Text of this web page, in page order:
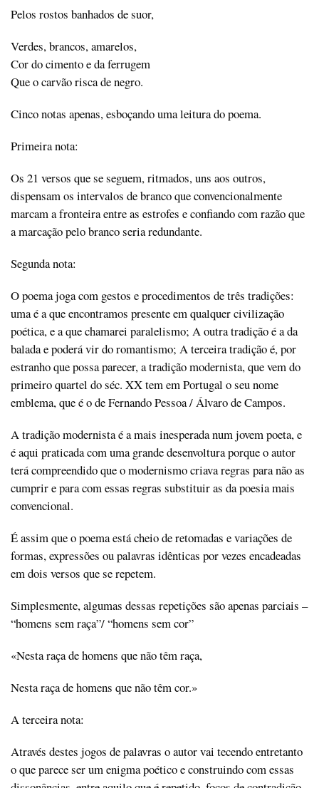
Pelos rostos banhados de suor,
Verdes, brancos, amarelos,
Cor do cimento e da ferrugem
Que o carvão risca de negro.
Cinco notas apenas, esboçando uma leitura do poema.
Primeira nota:
Os 21 versos que se seguem, ritmados, uns aos outros,
dispensam os intervalos de branco que convencionalmente
marcam a fronteira entre as estrofes e confiando com razão que
a marcação pelo branco seria redundante.
Segunda nota:
O poema joga com gestos e procedimentos de três tradições:
uma é a que encontramos presente em qualquer civilização
poética, e a que chamarei paralelismo; A outra tradição é a da
balada e poderá vir do romantismo; A terceira tradição é, por
estranho que possa parecer, a tradição modernista, que vem do
primeiro quartel do séc. XX tem em Portugal o seu nome
emblema, que é o de Fernando Pessoa / Álvaro de Campos.
A tradição modernista é a mais inesperada num jovem poeta, e
é aqui praticada com uma grande desenvoltura porque o autor
terá compreendido que o modernismo criava regras para não as
cumprir e para com essas regras substituir as da poesia mais
convencional.
É assim que o poema está cheio de retomadas e variações de
formas, expressões ou palavras idênticas por vezes encadeadas
em dois versos que se repetem.
Simplesmente, algumas dessas repetições são apenas parciais –
“homens sem raça”/ “homens sem cor”
«Nesta raça de homens que não têm raça,
Nesta raça de homens que não têm cor.»
A terceira nota:
Através destes jogos de palavras o autor vai tecendo entretanto
o que parece ser um enigma poético e construindo com essas